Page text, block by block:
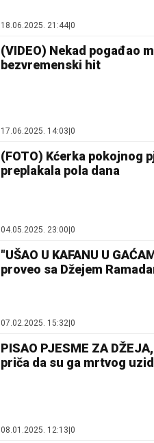
18.06.2025. 21:44|0
(VIDEO) Nekad pogađao
bezvremenski hit
17.06.2025. 14:03 0
(FOTO) Kćerka pokojnog
preplakala pola dana
04.05.2025. 23:00 0
"UŠAO U KAFANU U
proveo sa Džejem
07.02.2025. 15:32 0
PISAO PJESME ZA
priča da su ga mrtvog
08.01.2025. 12:13|0